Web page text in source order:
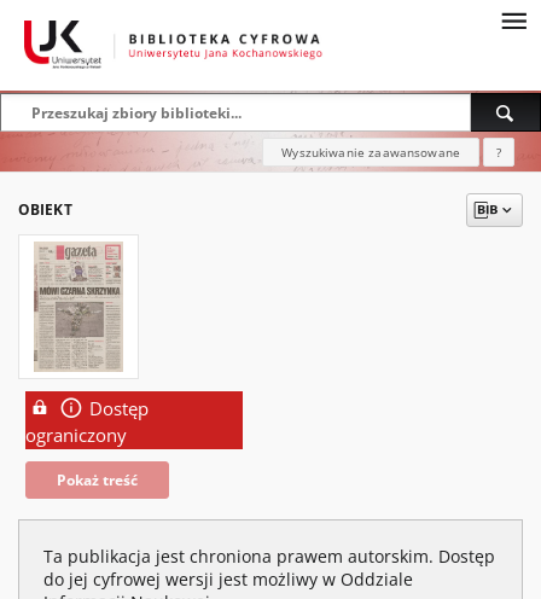
Wyszukiwanie zaawansowane ?
OBIEKT
Dostęp
ograniczony
Pokaż treść
Ta publikacja jest chroniona prawem autorskim. Dostęp
do jej cyfrowej wersji jest możliwy w Oddziale